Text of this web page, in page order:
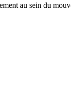
au sein du